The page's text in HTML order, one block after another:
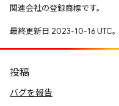
関連会社の登録商標です。
最終更新日 2023-10-16 UTC。
投稿
バグを報告